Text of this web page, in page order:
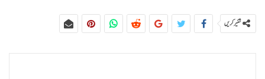
شئیر کریں